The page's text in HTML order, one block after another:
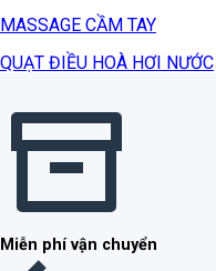
MASSAGE CẦM TAY
QUẠT ĐIỀU HOÀ HƠI NƯỚC
Miễn phí vận chuyển